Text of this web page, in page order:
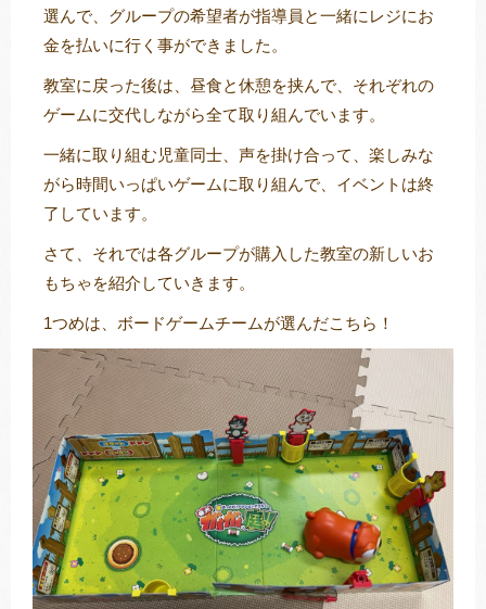
選んで、グループの希望者が指導員と一緒にレジにお
金を払いに行く事ができました。
教室に戻った後は、昼食と休憩を挟んで、それぞれの
ゲームに交代しながら全て取り組んでいます。
一緒に取り組む児童同士、声を掛け合って、楽しみな
がら時間いっぱいゲームに取り組んで、イベントは終
了しています。
さて、それでは各グループが購入した教室の新しいお
もちゃを紹介していきます。
1つめは、ボードゲームチームが選んだこちら！